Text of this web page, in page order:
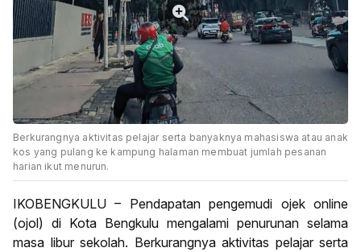
Berkurangnya aktivitas pelajar serta banyaknya mahasiswa atau anak
kos yang pulang ke kampung halaman membuat jumlah pesanan
harian ikut menurun.
IKOBENGKULU – Pendapatan pengemudi ojek online
(ojol) di Kota Bengkulu mengalami penurunan selama
masa libur sekolah. Berkurangnya aktivitas pelajar serta